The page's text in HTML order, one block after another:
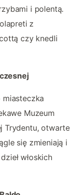
i polentą.
z
czy knedli
Muzeum
Trydentu, otwarte
się zmieniają i
włoskich